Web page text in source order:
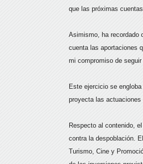
que las próximas
Asimismo, ha recordado
cuenta las aportaciones
mi compromiso de
Este ejercicio se
proyecta las
Respecto al contenido,
contra la despoblación.
Turismo, Cine y